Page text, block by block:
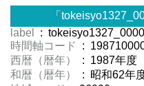
「
label
:
時間軸コード
:
西暦（暦年）
: 1987年度
和暦（暦年）
: 昭和62年